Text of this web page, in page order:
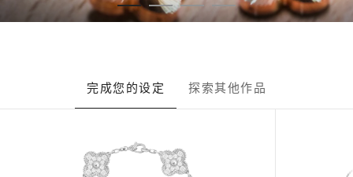
完成您的设定 探索其他作品